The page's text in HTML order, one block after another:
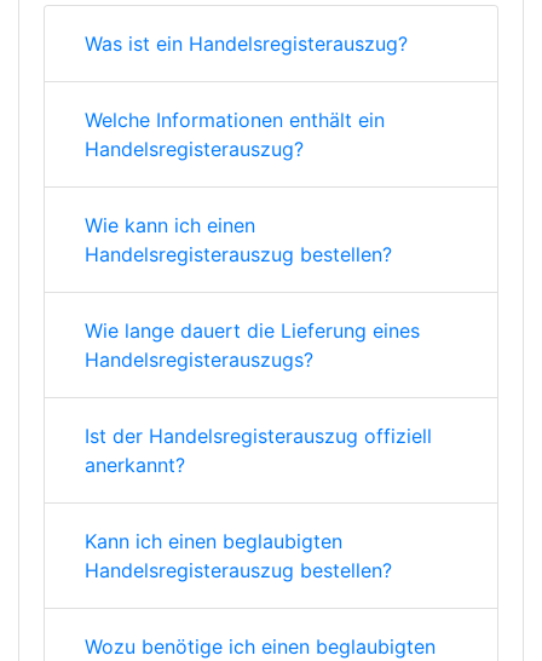
Was ist ein Handelsregisterauszug?
Welche Informationen enthält ein
Handelsregisterauszug?
Wie kann ich einen
Handelsregisterauszug bestellen?
Wie lange dauert die Lieferung eines
Handelsregisterauszugs?
Ist der Handelsregisterauszug offiziell
anerkannt?
Kann ich einen beglaubigten
Handelsregisterauszug bestellen?
Wozu benötige ich einen beglaubigten